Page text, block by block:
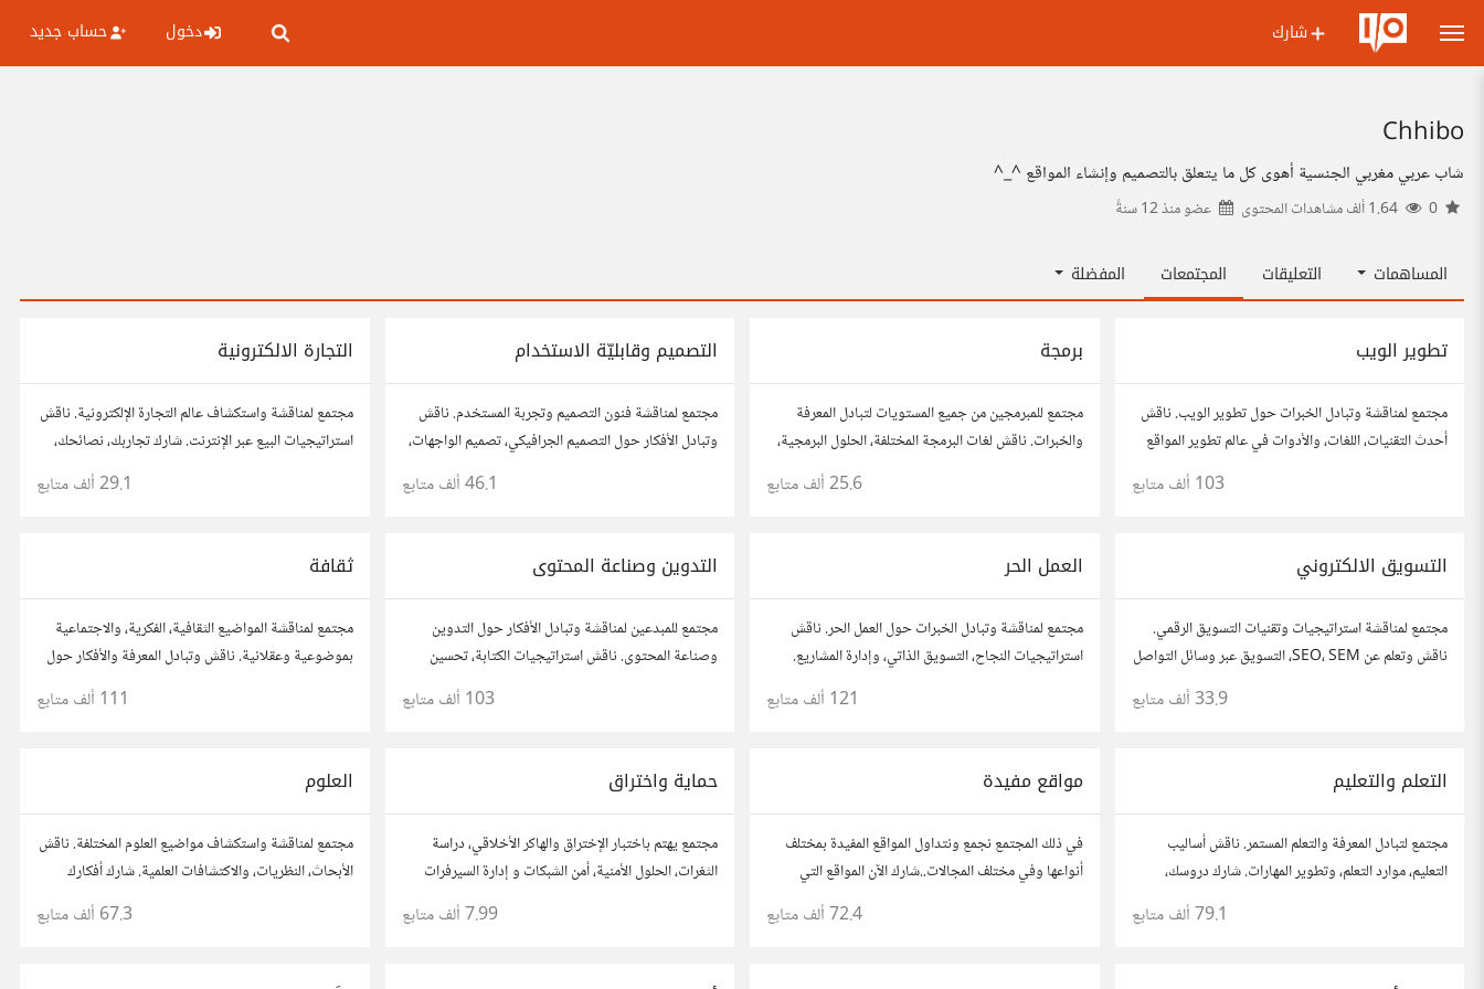
شارك دخول حساب جديد
Chhibo
شاب عربي مغربي الجنسية أهوى كل ما يتعلق بالتصميم وإنشاء المواقع ^_^
عضو منذ12 سنةً
المساهمات التعليقات المجتمعات المفضلة
تطوير الويب
مجتمع لمناقشة وتبادل الخبرات حول تطوير الويب. ناقش
أحدث التقنيات، اللغات، والأدوات في عالم تطوير المواقع
والتطبيقات. شارك مشاريعك، اسأل عن نصائح، وتعاون مع
103 ألف متابع
برمجة
مجتمع للمبرمجين من جميع المستويات لتبادل المعرفة
والخبرات. ناقش لغات البرمجة المختلفة، الحلول البرمجية،
25.6 ألف متابع
التصميم وقابليّة الاستخدام
مجتمع لمناقشة فنون التصميم وتجربة المستخدم. ناقش
وتبادل الأفكار حول التصميم الجرافيكي، تصميم الواجهات،
وقابلية الاستخدام. شارك أفكارك وأسئلتك، وتواصل مع
مصممين ومتخصصين في تحسين تجربة المستخدم.
46.1 ألف متابع
التجارة الالكترونية
مجتمع لمناقشة واستكشاف عالم التجارة الإلكترونية. ناقش
استراتيجيات البيع عبر الإنترنت. شارك تجاربك، نصائحك،
وأسئلتك، وتواصل مع محترفين في هذا المجال.
29.1 ألف متابع
التسويق الالكتروني
مجتمع لمناقشة استراتيجيات وتقنيات التسويق الرقمي.
ناقش وتعلم عن SEO، SEM، التسويق عبر وسائل التواصل
الاجتماعي، وتحليل البيانات. شارك تجاربك، نصائحك،
وأسئلتك، وتواصل مع متخصصين في هذا المجال.
33.9 ألف متابع
العمل الحر
مجتمع لمناقشة وتبادل الخبرات حول العمل الحر. ناقش
استراتيجيات النجاح، التسويق الذاتي، وإدارة المشاريع.
شارك قصصك، نصائحك، وأسئلتك، وتواصل مع محترفين
121 ألف متابع
التدوين وصناعة المحتوى
مجتمع للمبدعين لمناقشة وتبادل الأفكار حول التدوين
وصناعة المحتوى. ناقش استراتيجيات الكتابة، تحسين
محركات البحث، وإنتاج المحتوى المرئي والمسموع. شارك
أفكارك وأسئلتك، وتواصل مع كتّاب ومبدعين آخرين.
103 ألف متابع
ثقافة
مجتمع لمناقشة المواضيع الثقافية، الفكرية، والاجتماعية
بموضوعية وعقلانية. ناقش وتبادل المعرفة والأفكار حول
111 ألف متابع
التعلم والتعليم
مجتمع لتبادل المعرفة والتعلم المستمر. ناقش أساليب
التعليم، موارد التعلم، وتطوير المهارات. شارك دروسك،
نصائحك، وأسئلتك، وتواصل مع معلمين وطلاب يسعون
79.1 ألف متابع
مواقع مفيدة
في ذلك المجتمع نجمع ونتداول المواقع المفيدة بمختلف
أنواعها وفي مختلف المجالات..شارك الآن المواقع التي
أعجبتك أو ترى أنها مفيدة :) رجاء شارك رابط مباشر
72.4 ألف متابع
حماية واختراق
مجتمع يهتم باختبار الإختراق والهاكر الأخلاقي، دراسة
الثغرات، الحلول الأمنية، أمن الشبكات و إدارة السيرفرات
7.99 ألف متابع
العلوم
مجتمع لمناقشة واستكشاف مواضيع العلوم المختلفة. ناقش
الأبحاث، النظريات، والاكتشافات العلمية. شارك أفكارك
وأسئلتك، وتواصل مع مهتمين وعلماء في مختلف
67.3 ألف متابع